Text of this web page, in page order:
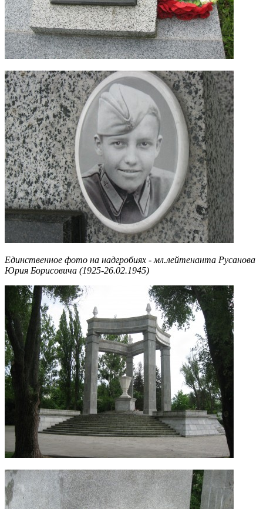
Единственное фото на надгробиях - мл.лейтенанта Русанова
Юрия Борисовича (1925-26.02.1945)